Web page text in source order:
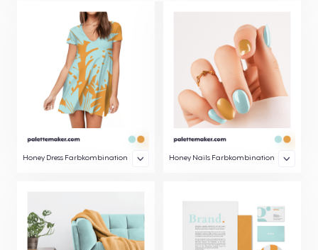
Honey Dress Farbkombination Honey Nails Farbkombination